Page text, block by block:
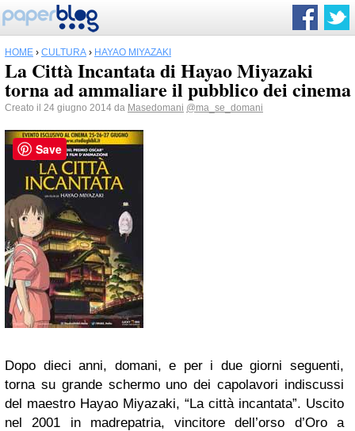
HOME › CULTURA › HAYAO MIYAZAKI
La Città Incantata di Hayao Miyazaki
torna ad ammaliare il pubblico dei cinema
Creato il 24 giugno 2014 da Masedomani @ma_se_domani
Dopo dieci anni, domani, e per i due giorni seguenti,
torna su grande schermo uno dei capolavori indiscussi
del maestro Hayao Miyazaki, “La città incantata”. Uscito
nel 2001 in madrepatria, vincitore dell’orso d’Oro a
Save